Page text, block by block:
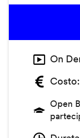
On
Costo
Open